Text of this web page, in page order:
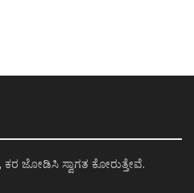
ಕರ ಜೋಡಿಸಿ ಸ್ವಾಗತ ಕೋರುತ್ತೇವೆ.